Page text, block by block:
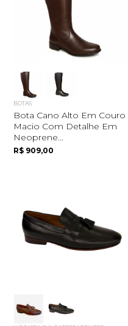
BOTAS
Bota Cano Alto Em Couro
Macio Com Detalhe Em
Neoprene...
R$ 909,00